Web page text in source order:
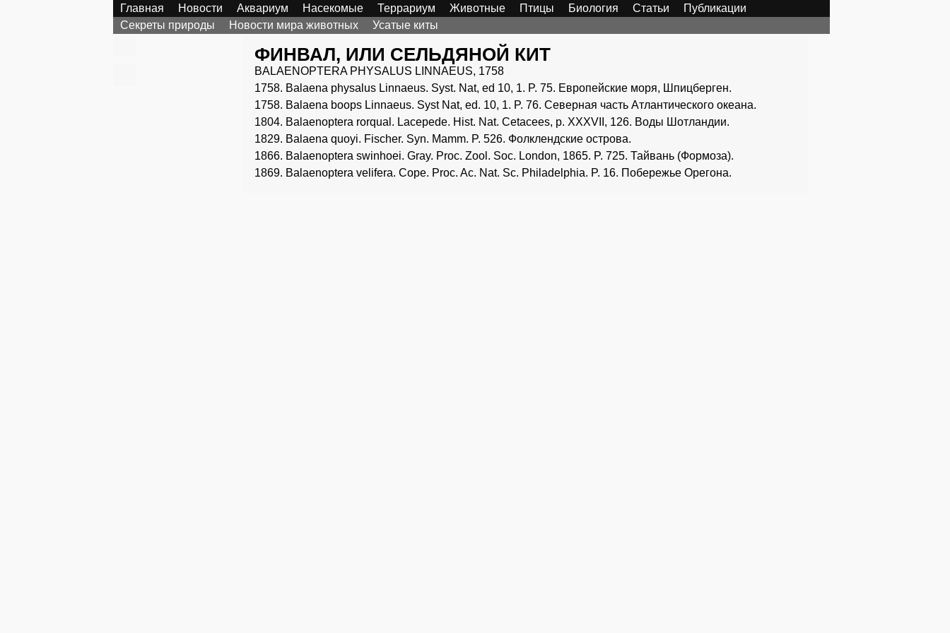
Главная Новости Аквариум Насекомые Террариум Животные Птицы Биология Статьи
Публикации
Секреты природы
Новости мира животных Усатые киты
ФИНВАЛ, ИЛИ СЕЛЬДЯНОЙ КИТ
BALAENOPTERA PHYSALUS LINNAEUS, 1758
1758. Balaena physalus Linnaeus. Syst. Nat, ed 10, 1. P. 75. Европейские моря, Шпицберген.
1758. Balaena boops Linnaeus. Syst Nat, ed. 10, 1. P. 76. Северная часть Атлантического океана.
1804. Balaenoptera rorqual. Lacepede. Hist. Nat. Cetacees, p. XXXVII, 126. Воды Шотландии.
1829. Balaena quoyi. Fischer. Syn. Mamm. P. 526. Фолклендские острова.
1866. Balaenoptera swinhoei. Gray. Proc. Zool. Soc. London, 1865. P. 725. Тайвань (Формоза).
1869. Balaenoptera velifera. Cope. Proc. Ac. Nat. Sc. Philadelphia. P. 16. Побережье Орегона.